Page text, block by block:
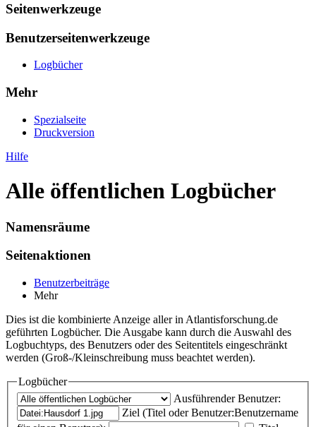
Seitenwerkzeuge
Benutzerseitenwerkzeuge
Logbücher
Mehr
Spezialseite
Druckversion
Hilfe
Alle öffentlichen Logbücher
Namensräume
Seitenaktionen
Benutzerbeiträge
Mehr
Dies ist die kombinierte Anzeige aller in Atlantisforschung.de
geführten Logbücher. Die Ausgabe kann durch die Auswahl des
Logbuchtyps, des Benutzers oder des Seitentitels eingeschränkt
werden (Groß-/Kleinschreibung muss beachtet werden).
Logbücher
Ausführender Benutzer:
Ziel (Titel oder Benutzer:Benutzername